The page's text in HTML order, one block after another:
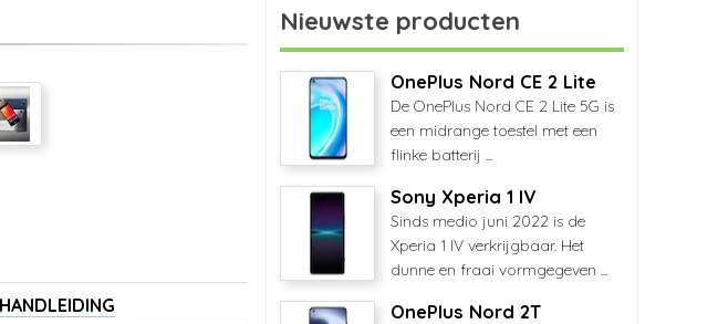
HANDLEIDING
Nieuwste producten
OnePlus Nord CE 2 Lite
De OnePlus Nord CE 2 Lite 5G is
een midrange toestel met een
flinke batterij ...
Sony Xperia 1 IV
Sinds medio juni 2022 is de
Xperia 1 IV verkrijgbaar. Het
dunne en fraai vormgegeven ...
OnePlus Nord 2T